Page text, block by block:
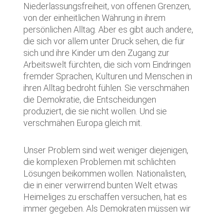
Niederlassungsfreiheit, von offenen Grenzen,
von der einheitlichen Währung in ihrem
persönlichen Alltag. Aber es gibt auch andere,
die sich vor allem unter Druck sehen, die für
sich und ihre Kinder um den Zugang zur
Arbeitswelt fürchten, die sich vom Eindringen
fremder Sprachen, Kulturen und Menschen in
ihren Alltag bedroht fühlen. Sie verschmähen
die Demokratie, die Entscheidungen
produziert, die sie nicht wollen. Und sie
verschmähen Europa gleich mit.
Unser Problem sind weit weniger diejenigen,
die komplexen Problemen mit schlichten
Lösungen beikommen wollen. Nationalisten,
die in einer verwirrend bunten Welt etwas
Heimeliges zu erschaffen versuchen, hat es
immer gegeben. Als Demokraten müssen wir